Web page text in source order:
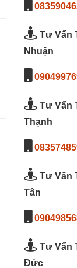
Tư Vấn
Nhuận
Tư Vấn
Thạnh
Tư Vấn
Tân
Tư Vấn
Đức